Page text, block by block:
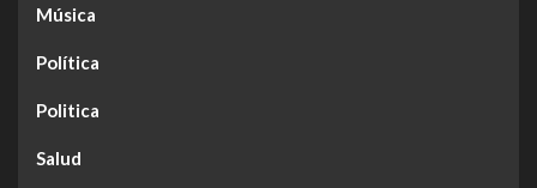
Música
Política
Politica
Salud